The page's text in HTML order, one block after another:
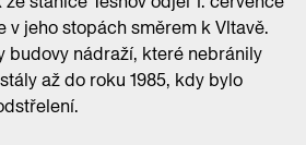
v jeho stopách směrem k Vltavě.
budovy nádraží, které nebránily
až do roku 1985, kdy bylo